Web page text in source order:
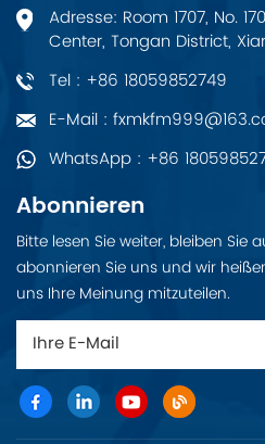
Adresse: Room 1707, No.
Center, Tongan District,
Tel : +86 18059852749
E-Mail :
WhatsApp : +86
Abonnieren
Bitte lesen Sie weiter, bleiben Sie
abonnieren Sie uns und wir
uns Ihre Meinung mitzuteilen.